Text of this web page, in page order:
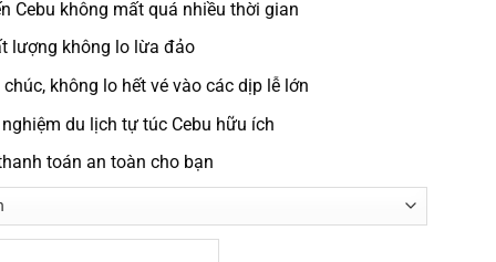
Cebu không mất quá nhiều thời gian
lượng không lo lừa đảo
không lo hết vé vào các dịp lễ lớn
du lịch tự túc Cebu hữu ích
toán an toàn cho bạn